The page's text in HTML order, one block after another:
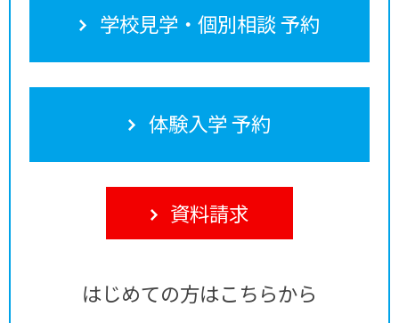
学校見学・個別相談 予約
体験入学 予約
資料請求
はじめての方はこちらから